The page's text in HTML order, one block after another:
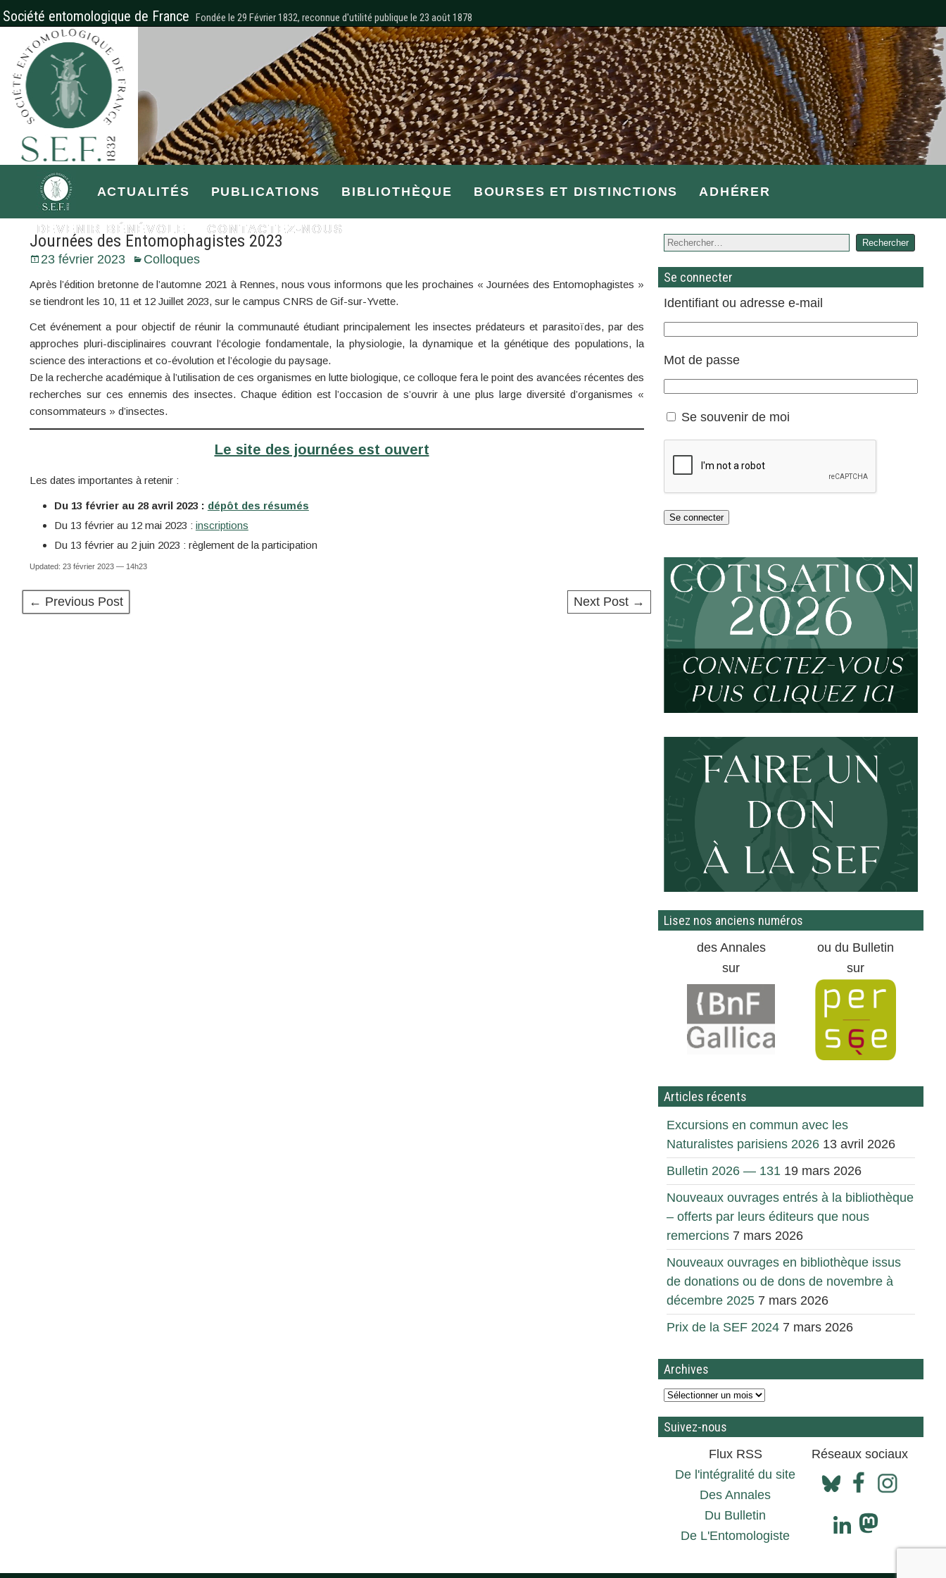
Société entomologique de France Fondée le 29 Février 1832, reconnue d'utilité publique le 23 août 1878
ACTUALITÉS PUBLICATIONS BIBLIOTHÈQUE BOURSES ET DISTINCTIONS ADHÉRER
DEVENIR BÉNÉVOLE CONTACTEZ-NOUS
Journées des Entomophagistes 2023
23 février 2023 Colloques
Après l’édition bretonne de l’automne 2021 à Rennes, nous vous informons que les prochaines « Journées des Entomophagistes »
se tiendront les 10, 11 et 12 Juillet 2023, sur le campus CNRS de Gif-sur-Yvette.
Cet événement a pour objectif de réunir la communauté étudiant principalement les insectes prédateurs et parasitoïdes, par des
approches pluri-disciplinaires couvrant l’écologie fondamentale, la physiologie, la dynamique et la génétique des populations, la
science des interactions et co-évolution et l’écologie du paysage.
De la recherche académique à l’utilisation de ces organismes en lutte biologique, ce colloque fera le point des avancées récentes des
recherches sur ces ennemis des insectes. Chaque édition est l’occasion de s’ouvrir à une plus large diversité d’organismes «
consommateurs » d’insectes.
Le site des journées est ouvert
Les dates importantes à retenir :
Du 13 février au 28 avril 2023 : dépôt des résumés
Du 13 février au 12 mai 2023 : inscriptions
Du 13 février au 2 juin 2023 : règlement de la participation
Updated: 23 février 2023 — 14h23
← Previous Post Next Post →
Se connecter
Identifiant ou adresse e-mail
Mot de passe
Se souvenir de moi
Se connecter
Lisez nos anciens numéros
des Annales
ou du Bulletin
sur
sur
Articles récents
Excursions en commun avec les
Naturalistes parisiens 2026 13 avril 2026
Bulletin 2026 — 131 19 mars 2026
Nouveaux ouvrages entrés à la bibliothèque
– offerts par leurs éditeurs que nous
remercions 7 mars 2026
Nouveaux ouvrages en bibliothèque issus
de donations ou de dons de novembre à
décembre 2025 7 mars 2026
Prix de la SEF 2024 7 mars 2026
Archives
Suivez-nous
Flux RSS
Réseaux sociaux
De l'intégralité du site
Des Annales
Du Bulletin
De L'Entomologiste